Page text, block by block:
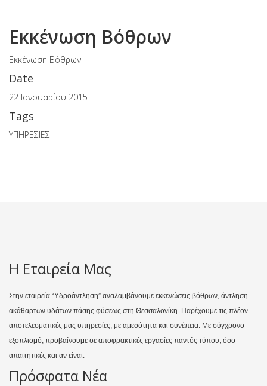
Εκκένωση Βόθρων
Εκκένωση Βόθρων
Date
22 Ιανουαρίου 2015
Tags
ΥΠΗΡΕΣΙΕΣ
Η Εταιρεία Μας
Στην εταιρεία “Υδροάντληση” αναλαμβάνουμε εκκενώσεις βόθρων, άντληση
ακάθαρτων υδάτων πάσης φύσεως στη Θεσσαλονίκη. Παρέχουμε τις πλέον
αποτελεσματικές μας υπηρεσίες, με αμεσότητα και συνέπεια. Με σύγχρονο
εξοπλισμό, προβαίνουμε σε αποφρακτικές εργασίες παντός τύπου, όσο
απαιτητικές και αν είναι.
Πρόσφατα Νέα